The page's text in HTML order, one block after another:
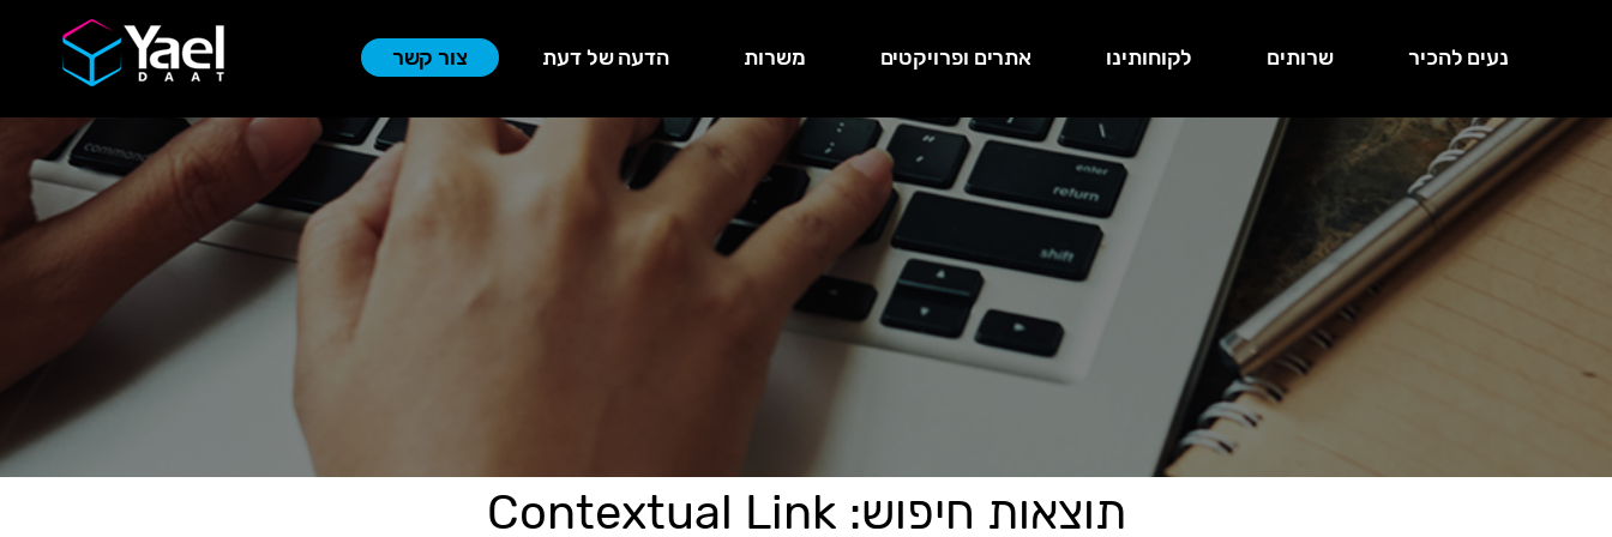
נעים להכיר שרותים לקוחותינו אתרים ופרויקטים משרות הדעה של דעת צור קשר
תוצאות חיפוש: Contextual Link